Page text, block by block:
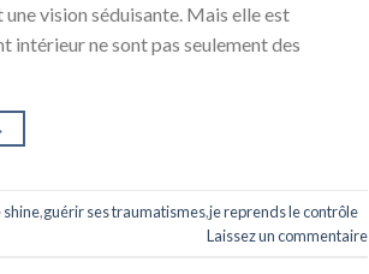
vision séduisante. Mais elle est
intérieur ne sont pas seulement des
,guérir ses traumatismes,je reprends le contrôle
Laissez un commentaire